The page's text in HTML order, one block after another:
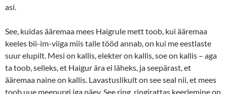
asi.
See, kuidas ääremaa mees Haigrule mett toob, kui ääremaa
keeles bii-im-viiga miis talle tööd annab, on kui me eestlaste
suur elupilt. Mesi on kallis, elekter on kallis, soe on kallis – aga
ta toob, selleks, et Haigur ära ei läheks, ja seepärast, et
ääremaa naine on kallis. Lavastuslikult on see seal nii, et mees
toob uue meepurgi iga päev. See ring, ringirattas keerlemine on